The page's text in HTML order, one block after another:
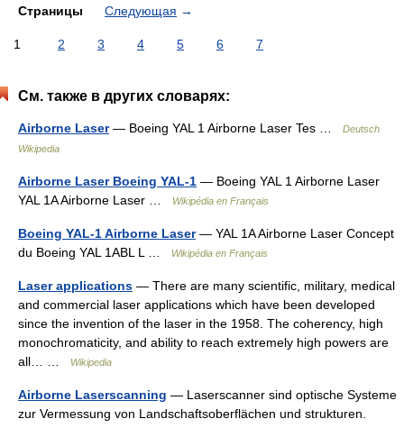
Страницы Следующая →
1 2 3 4 5 6 7
См. также в других словарях:
Airborne Laser— Boeing YAL 1 Airborne Laser Tes …
Deutsch
Wikipedia
Airborne Laser Boeing YAL-1 — Boeing YAL 1 Airborne Laser
YAL 1A Airborne Laser …
Wikipédia en Français
Boeing YAL-1 Airborne Laser— YAL 1A Airborne Laser Concept
du Boeing YAL 1ABL L …
Wikipédia en Français
Laser applications — There are many scientific, military, medical
and commercial laser applications which have been developed
since the invention of the laser in the 1958. The coherency, high
monochromaticity, and ability to reach extremely high powers are
all… …
Wikipedia
Airborne Laserscanning — Laserscanner sind optische Systeme
zur Vermessung von Landschaftsoberflächen und strukturen.